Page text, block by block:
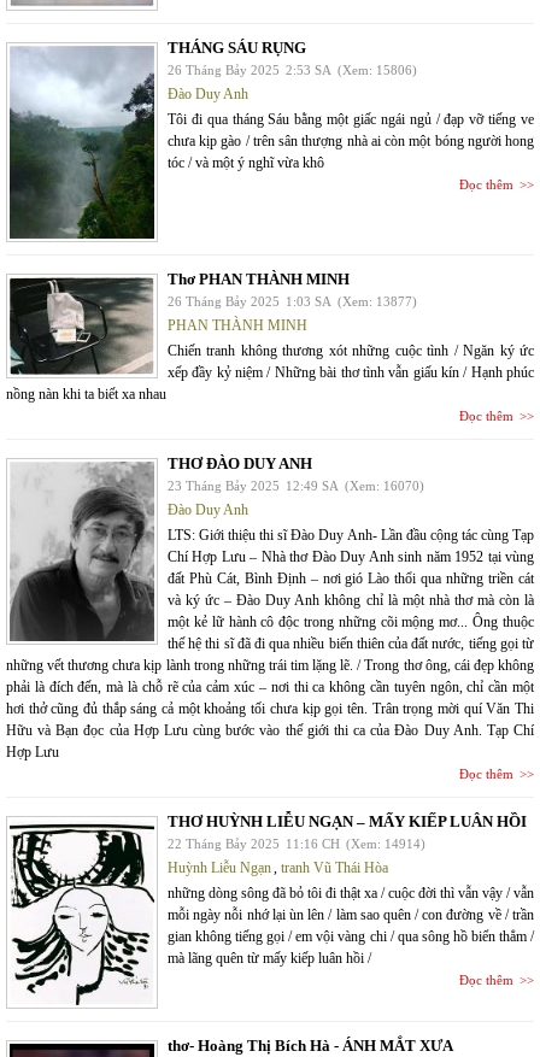
THÁNG SÁU RỤNG
26 Tháng Bảy 2025 2:53 SA (Xem: 15806)
Đào Duy Anh
Tôi đi qua tháng Sáu bằng một giấc ngái ngủ / đạp vỡ tiếng ve
chưa kịp gào / trên sân thượng nhà ai còn một bóng người hong
tóc / và một ý nghĩ vừa khô
Đọc thêm
Thơ PHAN THÀNH MINH
26 Tháng Bảy 2025 1:03 SA (Xem: 13877)
PHAN THÀNH MINH
Chiến tranh không thương xót những cuộc tình / Ngăn ký ức
xếp đầy kỷ niệm / Những bài thơ tình vẫn giấu kín / Hạnh phúc
nồng nàn khi ta biết xa nhau
Đọc thêm
THƠ ĐÀO DUY ANH
23 Tháng Bảy 2025 12:49 SA (Xem: 16070)
Đào Duy Anh
LTS: Giới thiệu thi sĩ Đào Duy Anh- Lần đầu cộng tác cùng Tạp
Chí Hợp Lưu – Nhà thơ Đào Duy Anh sinh năm 1952 tại vùng
đất Phù Cát, Bình Định – nơi gió Lào thổi qua những triền cát
và ký ức – Đào Duy Anh không chỉ là một nhà thơ mà còn là
một kẻ lữ hành cô độc trong những cõi mộng mơ... Ông thuộc
thế hệ thi sĩ đã đi qua nhiều biến thiên của đất nước, tiếng gọi từ
những vết thương chưa kịp lành trong những trái tim lặng lẽ. / Trong thơ ông, cái đẹp không
phải là đích đến, mà là chỗ rẽ của cảm xúc – nơi thi ca không cần tuyên ngôn, chỉ cần một
hơi thở cũng đủ thắp sáng cả một khoảng tối chưa kịp gọi tên. Trân trọng mời quí Văn Thi
Hữu và Bạn đọc của Hợp Lưu cùng bước vào thế giới thi ca của Đào Duy Anh. Tạp Chí
Hợp Lưu
Đọc thêm
THƠ HUỲNH LIỄU NGẠN – MẤY KIẾP LUÂN HỒI
22 Tháng Bảy 2025 11:16 CH (Xem: 14914)
Huỳnh Liễu Ngạn, tranh Vũ Thái Hòa
những dòng sông đã bỏ tôi đi thật xa / cuộc đời thì vẫn vậy / vẫn
mỗi ngày nỗi nhớ lại ùn lên / làm sao quên / con đường về / trần
gian không tiếng gọi / em vội vàng chi / qua sông hồ biển thẳm /
mà lãng quên từ mấy kiếp luân hồi /
Đọc thêm
thơ- Hoàng Thị Bích Hà - ÁNH MẮT XƯA